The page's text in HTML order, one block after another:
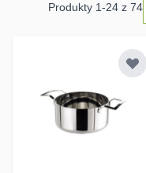
Produkty 1-24 z 74